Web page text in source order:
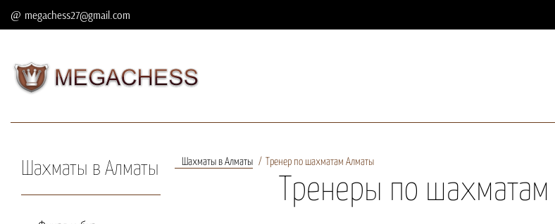
megachess27@gmail.com
Шахматы в Алматы Шахматы в Алматы Тренер по шахматам Алматы
Тренеры по